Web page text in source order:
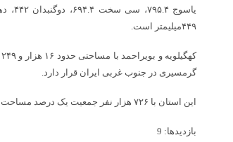
۴۴۹میلیمتر است.
گرمسیری در جنوب غربی ایران قرار دارد.
این استان با ۷۲۶ هزار نفر جمعیت یک درصد مساحت کشور را در اختیار دارد
بازدیدها: 9